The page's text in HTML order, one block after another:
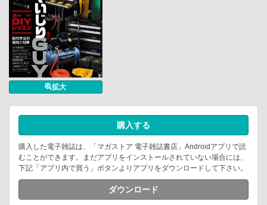
拡大
購入する
購入した電子雑誌は、「マガストア 電子雑誌書店」Androidアプリで読
むことができます。まだアプリをインストールされていない場合には、
下記「アプリ内で買う」ボタンよりアプリをダウンロードして下さい。
ダウンロード